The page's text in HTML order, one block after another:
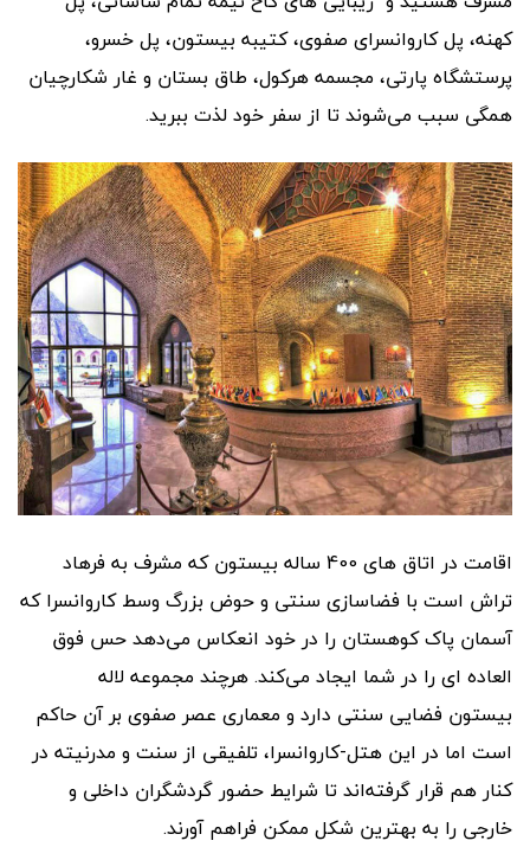
کهنه، پل کاروانسرای صفوی، کتیبه بیستون، پل خسرو،
پرستشگاه پارتی، مجسمه هرکول، طاق بستان و غار شکارچیان
همگی سبب می‌شوند تا از سفر خود لذت ببرید.
اقامت در اتاق های 400 ساله بیستون که مشرف به فرهاد
تراش است با فضاسازی سنتی و حوض بزرگ وسط کاروانسرا که
آسمان پاک کوهستان را در خود انعکاس می‌دهد حس فوق
العاده ای را در شما ایجاد می‌کند. هرچند مجموعه لاله
بیستون فضایی سنتی دارد و معماری عصر صفوی بر آن حاکم
است اما در این هتل-کاروانسرا، تلفیقی از سنت و مدرنیته در
کنار هم قرار گرفته‌اند تا شرایط حضور گردشگران داخلی و
خارجی را به بهترین شکل ممکن فراهم آورند.